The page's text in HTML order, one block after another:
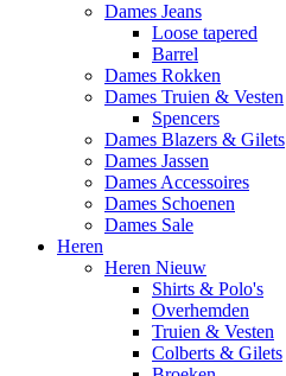
Dames Jeans
Loose tapered
Barrel
Dames Rokken
Dames Truien & Vesten
Spencers
Dames Blazers & Gilets
Dames Jassen
Dames Accessoires
Dames Schoenen
Dames Sale
Heren
Heren Nieuw
Shirts & Polo's
Overhemden
Truien & Vesten
Colberts & Gilets